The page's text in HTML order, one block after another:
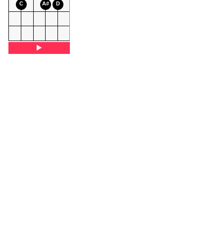
C A# D